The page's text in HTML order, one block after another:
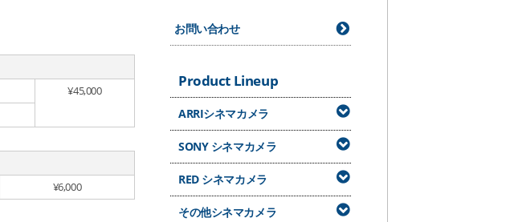
¥45,000
¥6,000
お問い合わせ
Product Lineup
ARRIシネマカメラ
SONY シネマカメラ
RED シネマカメラ
その他シネマカメラ